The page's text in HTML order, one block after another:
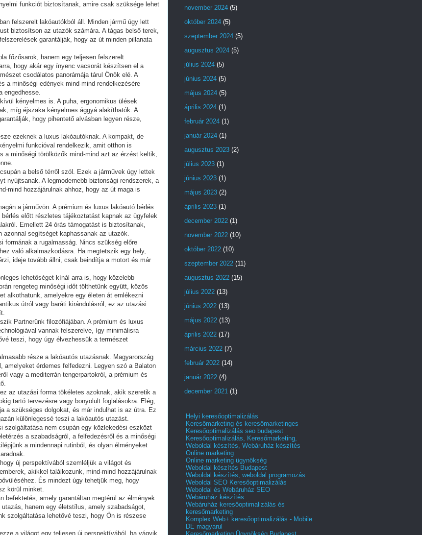
funkciót biztosítanak, amire csak szüksége lehet
felszerelt lakóautókból áll. Minden jármű úgy lett
biztosítson az utazók számára. A tágas belső terek,
garantálják, hogy az út minden pillanata
főzősarok, hanem egy teljesen felszerelt
hogy akár egy ínyenc vacsorát készítsen el a
csodálatos panorámája tárul Önök elé. A
a minőségi edények mind-mind rendelkezésére
engedhesse.
kényelmes is. A puha, ergonomikus ülések
míg éjszaka kényelmes ággyá alakíthatók. A
hogy pihentető alvásban legyen része,
ezeknek a luxus lakóautóknak. A kompakt, de
funkcióval rendelkezik, amit otthon is
a minőségi törölközők mind-mind azt az érzést keltik,
a belső térről szól. Ezek a járművek úgy lettek
nyújtsanak. A legmodernebb biztonsági rendszerek, a
mind hozzájárulnak ahhoz, hogy az út maga is
a járművön. A prémium és luxus lakóautó bérlés
előtt részletes tájékoztatást kapnak az ügyfelek
Emellett 24 órás támogatást is biztosítanak,
azonnal segítséget kaphassanak az utazók.
formának a rugalmasság. Nincs szükség előre
való alkalmazkodásra. Ha megtetszik egy hely,
ideje tovább állni, csak beindítja a motort és már
lehetőséget kínál arra is, hogy közelebb
rengeteg minőségi időt tölthetünk együtt, közös
alkothatunk, amelyekre egy életen át emlékezni
útról vagy baráti kirándulásról, ez az utazási
Partnerünk filozófiájában. A prémium és luxus
vannak felszerelve, így minimálisra
teszi, hogy úgy élvezhessük a természet
része a lakóautós utazásnak. Magyarország
érdemes felfedezni. Legyen szó a Balaton
vagy a mediterrán tengerpartokról, a prémium és
az utazási forma tökéletes azoknak, akik szeretik a
tartó tervezésre vagy bonyolult foglalásokra. Elég,
a szükséges dolgokat, és már indulhat is az útra. Ez
különlegessé teszi a lakóautós utazást.
szolgáltatása nem csupán egy közlekedési eszközt
a szabadságról, a felfedezésről és a minőségi
a mindennapi rutinból, és olyan élményeket
új perspektívából szemléljük a világot és
akikkel találkozunk, mind-mind hozzájárulnak
És mindezt úgy tehetjük meg, hogy
körül minket.
befektetés, amely garantáltan megtérül az élmények
hanem egy életstílus, amely szabadságot,
szolgáltatása lehetővé teszi, hogy Ön is részese
a világot egy teljesen új perspektívából, ha vágyik
november 2024 (5)
október 2024 (5)
szeptember 2024 (5)
augusztus 2024 (5)
július 2024 (5)
június 2024 (5)
május 2024 (5)
április 2024 (1)
február 2024 (1)
január 2024 (1)
augusztus 2023 (2)
július 2023 (1)
június 2023 (1)
május 2023 (2)
április 2023 (1)
december 2022 (1)
november 2022 (10)
október 2022 (10)
szeptember 2022 (11)
augusztus 2022 (15)
július 2022 (13)
június 2022 (13)
május 2022 (13)
április 2022 (17)
március 2022 (7)
február 2022 (14)
január 2022 (4)
december 2021 (1)
Helyi keresőoptimalizálás
Keresőmarketing és keresőmarketinges
Keresőoptimalizálás seo budapest
Keresőoptimalizálás, Keresőmarketing,
Weboldal készítés, Webáruház készítés
Online marketing
Online marketing ügynökség
Weboldal készítés Budapest
Weboldal készítés, weboldal programozás
Weboldal SEO Keresőoptimalizálás
Weboldal és Webáruház SEO
Webáruház készítés
Webáruház keresőoptimalizálás és
keresőmarketing
Komplex Web+ keresőoptimalizálás - Mobile
DE magyarul
Keresőmarketing Ügynökség Budapest